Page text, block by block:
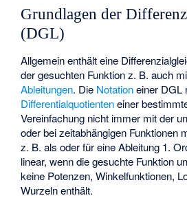
Grundlagen der
(DGL)
Allgemein enthält eine
der gesuchten Funktion z. B.auch
Ableitungen. Die Notationeiner DGL
Differentialquotienten einer
Vereinfachung nicht immer mit der
oder bei zeitabhängigen Funktionen
z. B. alsoderfür eine Ableitung 1.
linear, wenn die gesuchte Funktion
keine Potenzen, Winkelfunktionen,
Wurzeln enthält.